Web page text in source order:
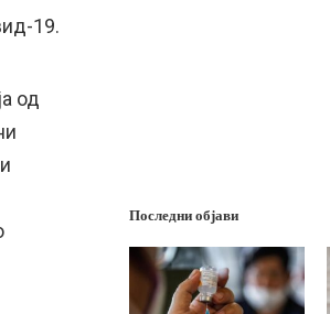
19.
од
Последни објави